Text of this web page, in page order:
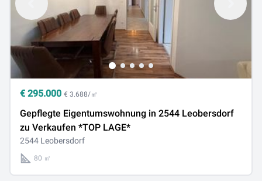
€ 295.000 € 3.688/㎡
Gepflegte Eigentumswohnung in 2544 Leobersdorf
zu Verkaufen *TOP LAGE*
2544 Leobersdorf
80 ㎡